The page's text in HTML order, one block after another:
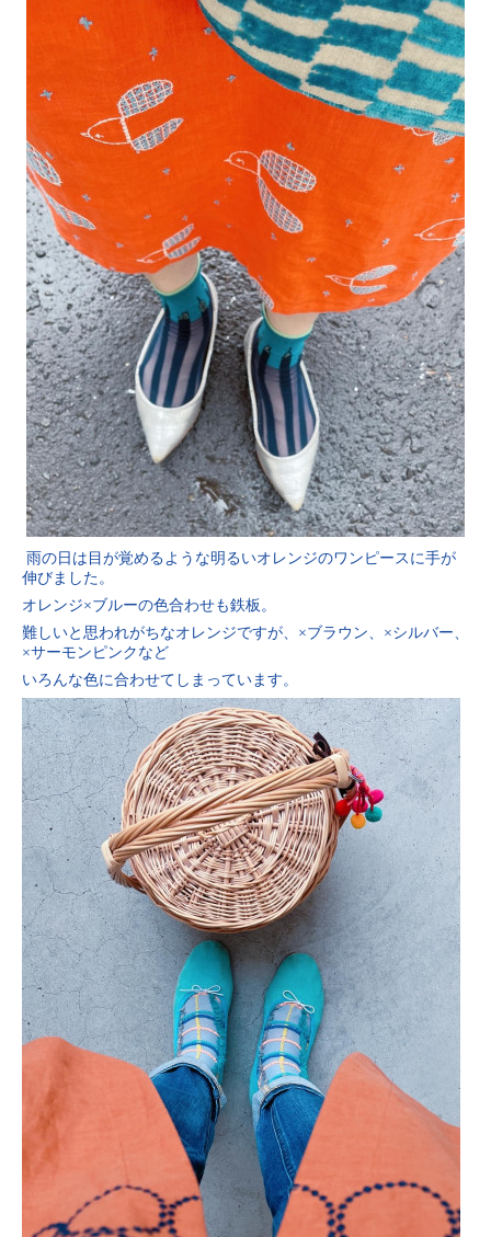
雨の日は目が覚めるような明るいオレンジのワンピースに手が
伸びました。
オレンジ×ブルーの色合わせも鉄板。
難しいと思われがちなオレンジですが、×ブラウン、×シルバー、
×サーモンピンクなど
いろんな色に合わせてしまっています。